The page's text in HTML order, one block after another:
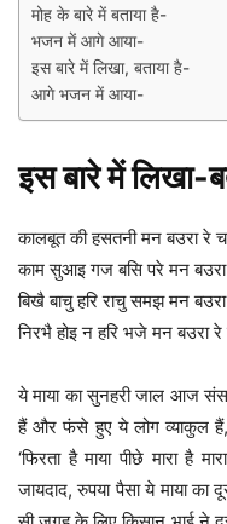
मोह के बारे में बताया है-
भजन में आगे आया-
इस बारे में लिखा, बताया है-
आगे भजन में आया-
इस बारे में लिखा-
कालबूत की हसतनी मन बउरा रे
काम सुआइ गज बसि परे मन
बिखै बाचु हरि राचु समझ मन
निरभै होइ न हरि भजे मन बउरा
ये माया का सुनहरी जाल आज
हैं और फंसे हुए ये लोग व्याकुल
‘फिरता है माया पीछे मारा है
जायदाद, रुपया पैसा ये माया